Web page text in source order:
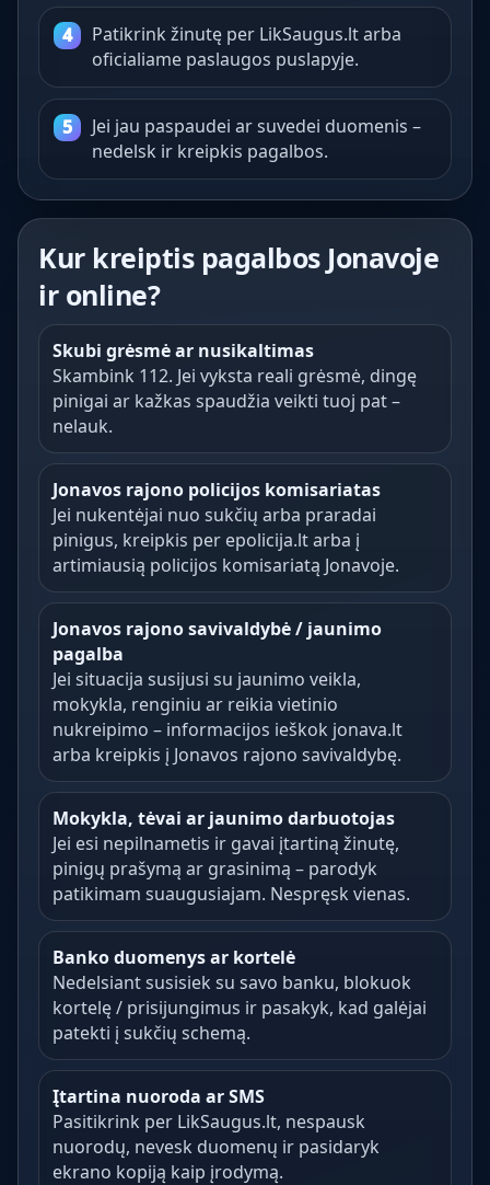
Patikrink žinutę per LikSaugus.lt arba
oficialiame paslaugos puslapyje.
Jei jau paspaudei ar suvedei duomenis –
nedelsk ir kreipkis pagalbos.
Kur kreiptis pagalbos Jonavoje
ir online?
Skubi grėsmė ar nusikaltimas
Skambink 112. Jei vyksta reali grėsmė, dingę
pinigai ar kažkas spaudžia veikti tuoj pat –
nelauk.
Jonavos rajono policijos komisariatas
Jei nukentėjai nuo sukčių arba praradai
pinigus, kreipkis per epolicija.lt arba į
artimiausią policijos komisariatą Jonavoje.
Jonavos rajono savivaldybė / jaunimo
pagalba
Jei situacija susijusi su jaunimo veikla,
mokykla, renginiu ar reikia vietinio
nukreipimo – informacijos ieškok jonava.lt
arba kreipkis į Jonavos rajono savivaldybę.
Mokykla, tėvai ar jaunimo darbuotojas
Jei esi nepilnametis ir gavai įtartiną žinutę,
pinigų prašymą ar grasinimą – parodyk
patikimam suaugusiajam. Nespręsk vienas.
Banko duomenys ar kortelė
Nedelsiant susisiek su savo banku, blokuok
kortelę / prisijungimus ir pasakyk, kad galėjai
patekti į sukčių schemą.
Įtartina nuoroda ar SMS
Pasitikrink per LikSaugus.lt, nespausk
nuorodų, nevesk duomenų ir pasidaryk
ekrano kopiją kaip įrodymą.